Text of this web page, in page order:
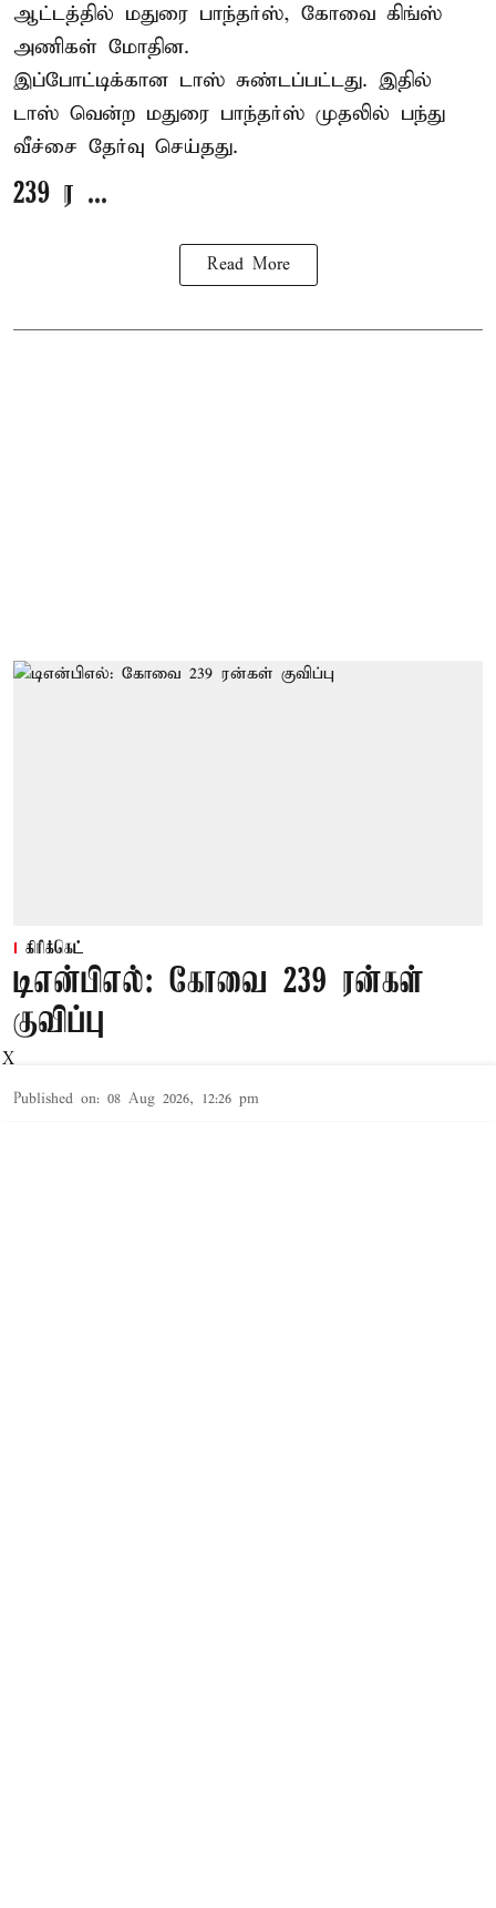
ஆட்டத்தில் மதுரை பாந்தர்ஸ், கோவை கிங்ஸ்
அணிகள் மோதின.
இப்போட்டிக்கான டாஸ் சுண்டப்பட்டது. இதில்
டாஸ் வென்ற மதுரை பாந்தர்ஸ் முதலில் பந்து
வீச்சை தேர்வு செய்தது.
239 ர ...
Read More
கிரிக்கெட்
டிஎன்பிஎல்: கோவை 239 ரன்கள்
குவிப்பு
Published on: 08 Aug 2026, 12:26 pm
X